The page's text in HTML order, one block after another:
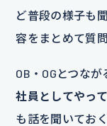
ど普段の様子も
容をまとめて質
OB・OGとつな
社員としてやっ
も話を聞いてお